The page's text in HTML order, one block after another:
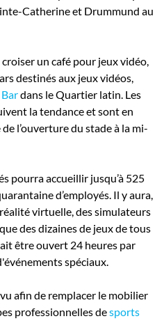
Catherine et Drummund au
un café pour jeux vidéo,
destinés aux jeux vidéos,
dans le Quartier latin. Les
la tendance et sont en
l’ouverture du stade à la mi-
pourra accueillir jusqu’à 525
d’employés. Il y aura,
virtuelle, des simulateurs
des dizaines de jeux de tous
être ouvert 24 heures par
spéciaux.
afin de remplacer le mobilier
professionnelles desports